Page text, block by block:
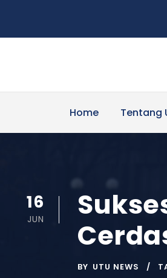
Home Tentang
16
JUN
BY UTU NEWS